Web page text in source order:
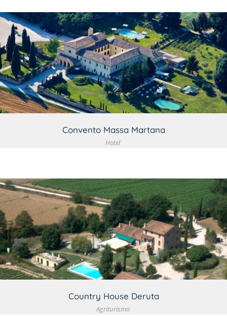
VEDI DETTAGLIO
Convento Massa Martana
Hotel
VEDI DETTAGLIO
Country House Deruta
Agriturismo